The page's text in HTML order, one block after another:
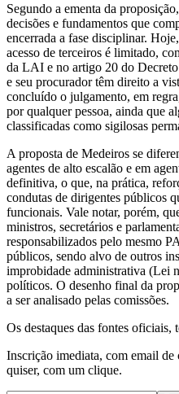
Segundo a ementa da
decisões e fundamentos que
encerrada a fase disciplinar.
acesso de terceiros é limitado,
da LAI e no artigo 20 do Decreto
e seu procurador têm direito a
concluído o julgamento, em
por qualquer pessoa, ainda que
classificadas como sigilosas
A proposta de Medeiros se
agentes de alto escalão e em
definitiva, o que, na prática,
condutas de dirigentes públicos
funcionais. Vale notar, porém,
ministros, secretários e
responsabilizados pelo mesmo
públicos, sendo alvo de outros
improbidade administrativa (Lei
políticos. O desenho final da
a ser analisado pelas comissões.
Os destaques das fontes oficiais,
Inscrição imediata, com email
quiser, com um clique.